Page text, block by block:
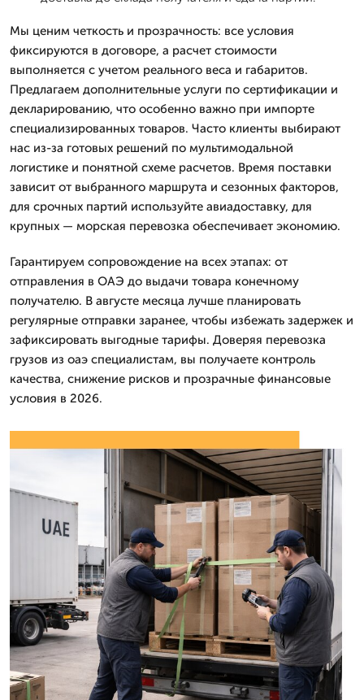
Мы ценим четкость и прозрачность: все условия
фиксируются в договоре, а расчет стоимости
выполняется с учетом реального веса и габаритов.
Предлагаем дополнительные услуги по сертификации и
декларированию, что особенно важно при импорте
специализированных товаров. Часто клиенты выбирают
нас из-за готовых решений по мультимодальной
логистике и понятной схеме расчетов. Время поставки
зависит от выбранного маршрута и сезонных факторов,
для срочных партий используйте авиадоставку, для
крупных — морская перевозка обеспечивает экономию.
Гарантируем сопровождение на всех этапах: от
отправления в ОАЭ до выдачи товара конечному
получателю. В августе месяца лучше планировать
регулярные отправки заранее, чтобы избежать задержек и
зафиксировать выгодные тарифы. Доверяя перевозка
грузов из оаэ специалистам, вы получаете контроль
качества, снижение рисков и прозрачные финансовые
условия в 2026.